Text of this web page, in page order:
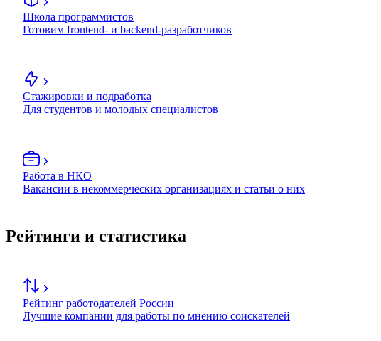
Школа программистов
Готовим frontend- и backend-разработчиков
Стажировки и подработка
Для студентов и молодых специалистов
Работа в НКО
Вакансии в некоммерческих организациях и статьи о них
Рейтинги и статистика
Рейтинг работодателей России
Лучшие компании для работы по мнению соискателей